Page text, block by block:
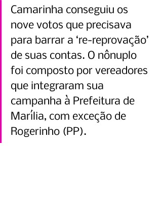
Camarinha conseguiu os
nove votos que precisava
para barrar a ‘re-reprovação’
de suas contas. O nônuplo
foi composto por vereadores
que integraram sua
campanha à Prefeitura de
Marília, com exceção de
Rogerinho (PP).